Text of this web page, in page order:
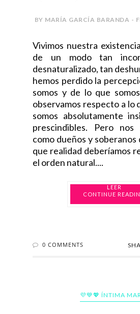
BY MARÍA GARCÍA BARANDA -
Vivimos nuestra
de un modo tan
desnaturalizado, tan
hemos perdido la
somos y de lo que
observamos respecto a lo
somos absolutamente
prescindibles. Pero nos
como dueños y soberanos
que realidad deberíamos
el orden natural....
CONTINUE
0 COMMENTS
💜💙💖 ÍNTIMA